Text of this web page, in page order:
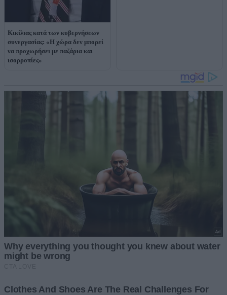
Κικίλιας κατά των κυβερνήσεων
συνεργασίας: «Η χώρα δεν μπορεί
να προχωρήσει με παζάρια και
ισορροπίες»